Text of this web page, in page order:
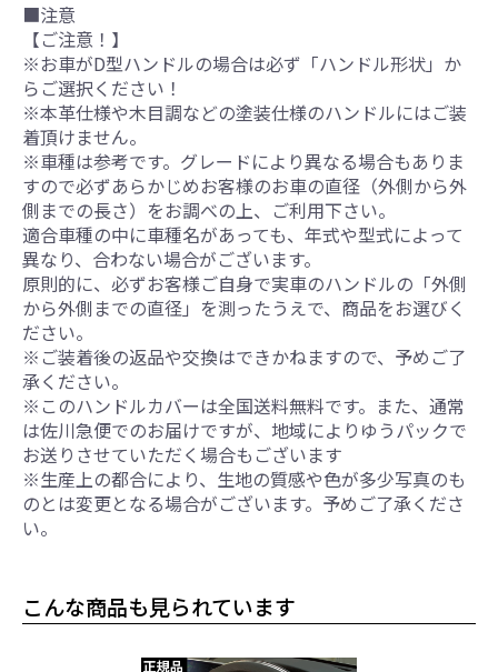
■注意
【ご注意！】
※お車がD型ハンドルの場合は必ず「ハンドル形状」か
らご選択ください！
※本革仕様や木目調などの塗装仕様のハンドルにはご装
着頂けません。
※車種は参考です。グレードにより異なる場合もありま
すので必ずあらかじめお客様のお車の直径（外側から外
側までの長さ）をお調べの上、ご利用下さい。
適合車種の中に車種名があっても、年式や型式によって
異なり、合わない場合がございます。
原則的に、必ずお客様ご自身で実車のハンドルの「外側
から外側までの直径」を測ったうえで、商品をお選びく
ださい。
※ご装着後の返品や交換はできかねますので、予めご了
承ください。
※このハンドルカバーは全国送料無料です。また、通常
は佐川急便でのお届けですが、地域によりゆうパックで
お送りさせていただく場合もございます
※生産上の都合により、生地の質感や色が多少写真のも
のとは変更となる場合がございます。予めご了承くださ
い。
こんな商品も見られています